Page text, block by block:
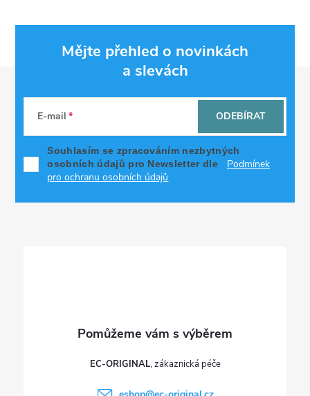
Mějte přehled o novinkách
a slevách
E-mail
Souhlasím se zpracováním nezbytných
osobních údajů pro Newsletter dle
Podmínek
pro ochranu osobních údajů
ODEBÍRAT
EC-ORIGINAL